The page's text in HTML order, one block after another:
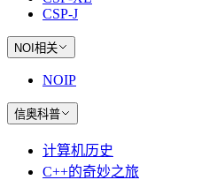
CSP-J
NOI相关
NOIP
信奥科普
计算机历史
C++的奇妙之旅